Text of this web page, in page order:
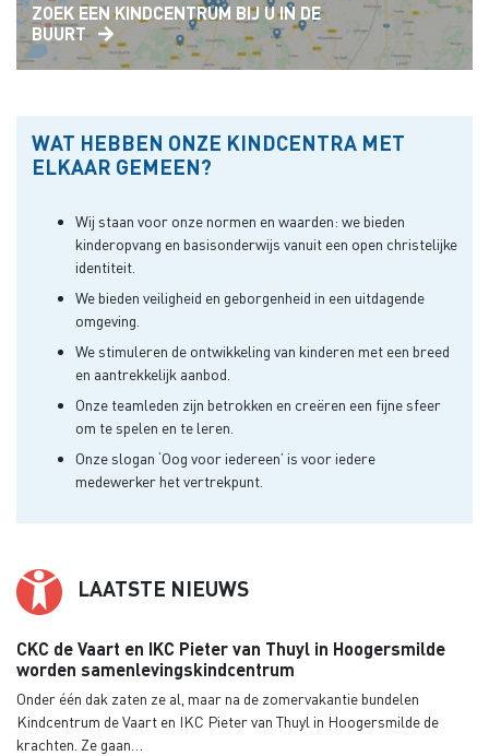
ZOEK EEN KINDCENTRUM BIJ U IN DE
BUURT
WAT HEBBEN ONZE KINDCENTRA MET
ELKAAR GEMEEN?
Wij staan voor onze normen en waarden: we bieden
kinderopvang en basisonderwijs vanuit een open christelijke
identiteit.
We bieden veiligheid en geborgenheid in een uitdagende
omgeving.
We stimuleren de ontwikkeling van kinderen met een breed
en aantrekkelijk aanbod.
Onze teamleden zijn betrokken en creëren een fijne sfeer
om te spelen en te leren.
Onze slogan ‘Oog voor iedereen’ is voor iedere
medewerker het vertrekpunt.
LAATSTE NIEUWS
CKC de Vaart en IKC Pieter van Thuyl in Hoogersmilde
worden samenlevingskindcentrum
Onder één dak zaten ze al, maar na de zomervakantie bundelen
Kindcentrum de Vaart en IKC Pieter van Thuyl in Hoogersmilde de
krachten. Ze gaan…